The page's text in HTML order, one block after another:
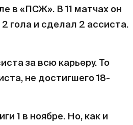
в «ПСЖ». В 11 матчах он
гола и сделал 2 ассиста.
за всю карьеру. То
не достигшего 18-
1 в ноябре. Но, как и